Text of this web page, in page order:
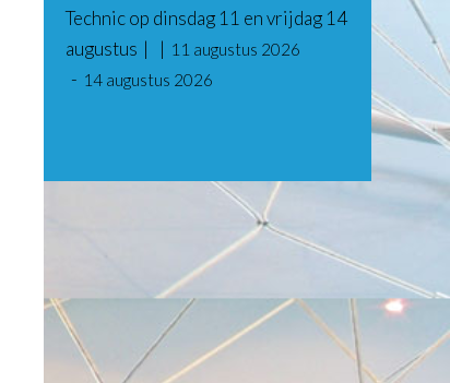
Technic op dinsdag 11 en vrijdag 14
augustus
11 augustus 2026
14 augustus 2026